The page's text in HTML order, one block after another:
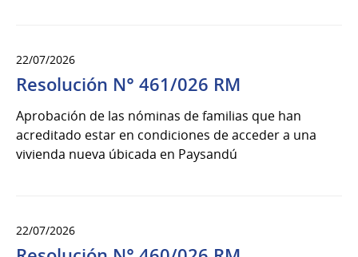
22/07/2026
Resolución N° 461/026 RM
Aprobación de las nóminas de familias que han
acreditado estar en condiciones de acceder a una
vivienda nueva úbicada en Paysandú
22/07/2026